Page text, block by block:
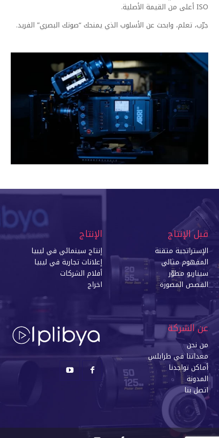
ISO أعلى من القيمة الأصلية.
جرّب، تعلم، وابحث عن الأسلوب الذي يمنحك “صوتك البصري” الفريد.
قبل الإنتاج
الإستراتجية متقنة
المفهوم مثالي
سيناريو مطوّر
القصص المصورة
الإنتاج
إنتاج سينمائي في ليبيا
إعلانات تجارية في ليبيا
أفلام الشركات
اخراج
عن الشركة
من نحن
معداتنا في طرابلس
أماكن تواجدنا
المدونة
اتصل بنا